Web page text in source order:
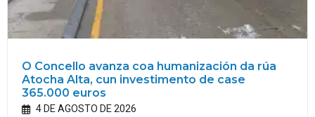
O Concello avanza coa humanización da rúa
Atocha Alta, cun investimento de case
365.000 euros
4 DE AGOSTO DE 2026